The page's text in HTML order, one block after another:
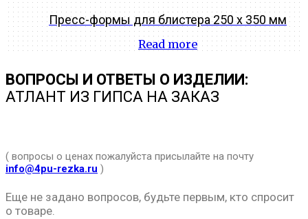
Пресс-формы для блистера 250 х 350 мм
Read more
ВОПРОСЫ И ОТВЕТЫ О ИЗДЕЛИИ:
АТЛАНТ ИЗ ГИПСА НА ЗАКАЗ
( вопросы о ценах пожалуйста присылайте на почту
info@4pu-rezka.ru )
Еще не задано вопросов, будьте первым, кто спросит
о товаре.